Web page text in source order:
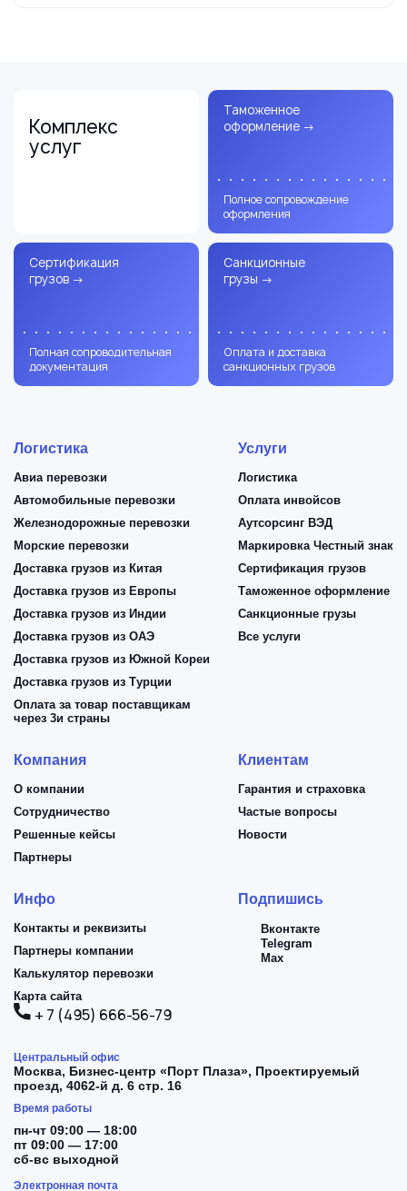
Комплекс
услуг
Таможенное
оформление →
Полное сопровождение
оформления
Сертификация
грузов →
Полная сопроводительная
документация
Санкционные
грузы →
Оплата и доставка
санкционных грузов
+ 7 (495) 666-56-79
Центральный офис
Москва, Бизнес-центр «Порт Плаза», Проектируемый
проезд, 4062-й д. 6 стр. 16
Время работы
пн-чт 09:00 — 18:00
пт 09:00 — 17:00
сб-вс выходной
Электронная почта
Логистика
Авиа перевозки
Автомобильные перевозки
Железнодорожные перевозки
Морские перевозки
Доставка грузов из Китая
Доставка грузов из Европы
Доставка грузов из Индии
Доставка грузов из ОАЭ
Доставка грузов из Южной Кореи
Доставка грузов из Турции
Оплата за товар поставщикам
через 3и страны
Услуги
Логистика
Оплата инвойсов
Аутсорсинг ВЭД
Маркировка Честный знак
Сертификация грузов
Таможенное оформление
Санкционные грузы
Все услуги
Компания
О компании
Сотрудничество
Решенные кейсы
Партнеры
Клиентам
Гарантия и страховка
Частые вопросы
Новости
Инфо
Контакты и реквизиты
Партнеры компании
Калькулятор перевозки
Карта сайта
Подпишись
Вконтакте
Telegram
Max